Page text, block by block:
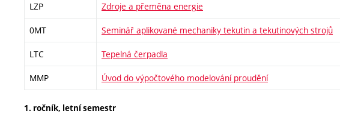
LZP Zdroje a přeměna energie
0MT Seminář aplikované mechaniky tekutin a tekutinových strojů
LTC Tepelná čerpadla
MMP Úvod do výpočtového modelování proudění
1. ročník, letní semestr